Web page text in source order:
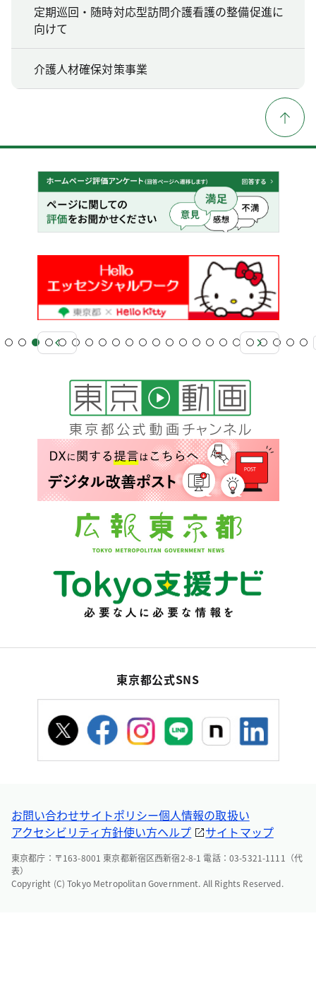
定期巡回・随時対応型訪問介護看護の整備促進に
向けて
介護人材確保対策事業
東京都公式SNS
お問い合わせサイトポリシー個人情報の取扱い
アクセシビリティ方針使い方ヘルプ サイトマップ
東京都庁：〒163-8001 東京都新宿区西新宿2-8-1 電話：03-5321-1111（代
表）
Copyright (C) Tokyo Metropolitan Government. All Rights Reserved.